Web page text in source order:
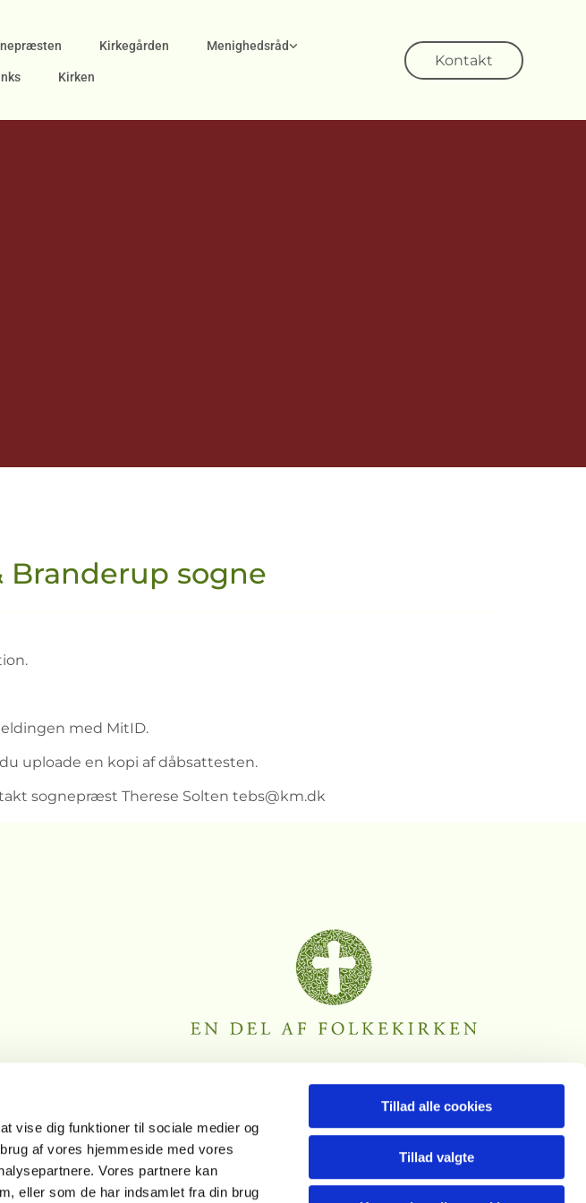
vise dig funktioner til sociale medier og
af vores hjemmeside med vores
Vores partnere kan
eller som de har indsamlet fra din brug
Tillad alle cookies
Tillad valgte
Kirkegården Menighedsråd
Kirken
Kontakt
sogne
med MitID.
uploade en kopi af dåbsattesten.
sognepræst Therese Solten tebs@km.dk